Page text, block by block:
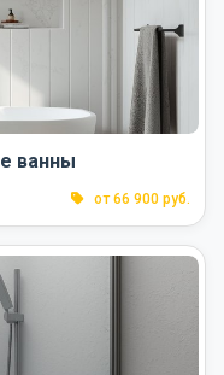
ванны
от 66 900 руб.